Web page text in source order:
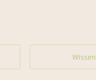
Wissen